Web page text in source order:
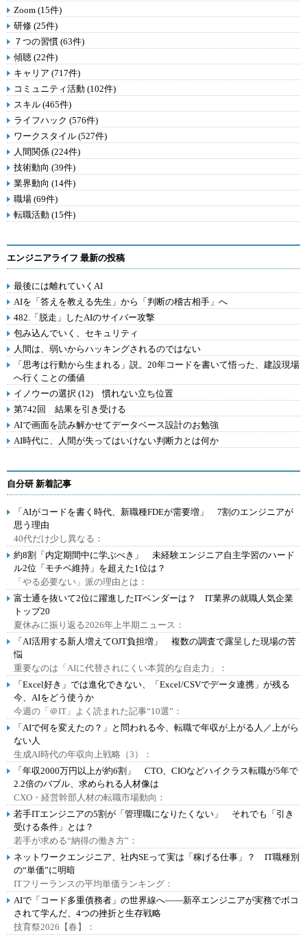
Zoom (15件)
研修 (25件)
７つの習慣 (63件)
傾聴 (22件)
キャリア (717件)
コミュニティ活動 (102件)
スキル (465件)
ライフハック (576件)
ワークスタイル (527件)
人間関係 (224件)
技術動向 (39件)
業界動向 (14件)
職場 (69件)
転職活動 (15件)
エンジニアライフ 最新の投稿
最後には離れていくAI
AIを「答えを教える先生」から「判断の稽古相手」へ
482.「脱走」したAIのサイバー攻撃
包み込んでいく、セキュリティ
人間は、弱いからハッキングされるのではない
「思考は行動から生まれる」説。20年コードを書いて悟った、建設現場
へ行くことの価値
イノウーの選択 (12) 慣れない立ち位置
第742回 結果を引き受ける
AIで画面を読み解かせてデータベース設計のお勉強
AI時代に、人間が失ってはいけない判断力とは何か
自分研 新着記事
「AIがコードを書く時代、新職種FDEが需要増」 7割のエンジニアが
思う理由
40代だけ少し異なる：
約8割「内定期間中に学ぶべき」 未経験エンジニア自主学習のハード
ル2位「モチベ維持」を超えた1位は？
「やる必要ない」派の理由とは：
富士通を抜いて2位に躍進したITベンダーは？ IT業界の就職人気企業
トップ20
夏休みに振り返る2026年上半期ニュース：
「AI活用する新人増えてOJT負担増」 複数の調査で露呈した現場の苦
悩
重要なのは「AIに代替されにくい本質的な自走力」：
「Excel好き」では進化できない、「Excel/CSVでデータ連携」が残る
今、AIをどう使うか
今週の「＠IT」よく読まれた記事“10選”：
「AIで何を変えたの？」と問われる今、転職で年収が上がる人／上がら
ない人
生成AI時代の年収向上戦略（3）：
「年収2000万円以上が約6割」 CTO、CIOなどハイクラス転職が5年で
2.2倍のバブル、求められる人材像は
CXO・経営幹部人材の転職市場動向：
若手ITエンジニアの5割が「管理職になりたくない」 それでも「引き
受ける条件」とは？
若手が求める“納得の働き方”：
ネットワークエンジニア、社内SEって実は「稼げる仕事」？ IT職種別
の“単価”に明暗
ITフリーランスの平均単価ランキング：
AIで「コード多重債務者」の世界線へ――新卒エンジニアが実務でボコ
されて学んだ、4つの挫折と生存戦略
技育祭2026【春】：